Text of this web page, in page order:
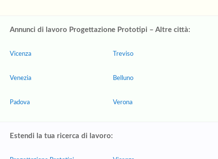
Annunci di lavoro Progettazione Prototipi – Altre città:
Vicenza
Venezia
Padova
Treviso
Belluno
Verona
Estendi la tua ricerca di lavoro: